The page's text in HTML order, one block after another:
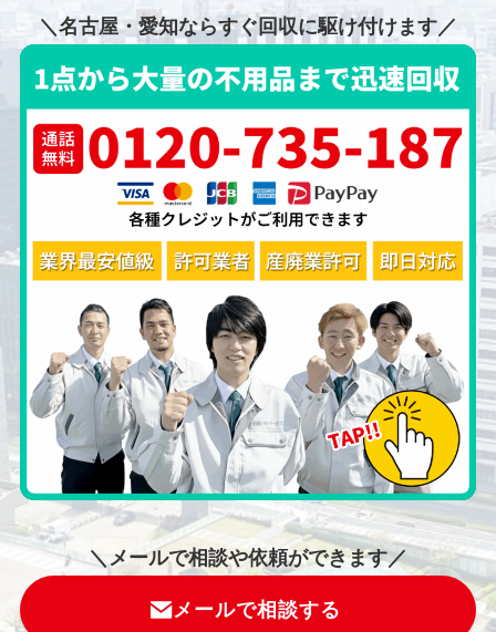
＼名古屋・愛知ならすぐ回収に駆け付けます／
＼メールで相談や依頼ができます／
メールで相談する